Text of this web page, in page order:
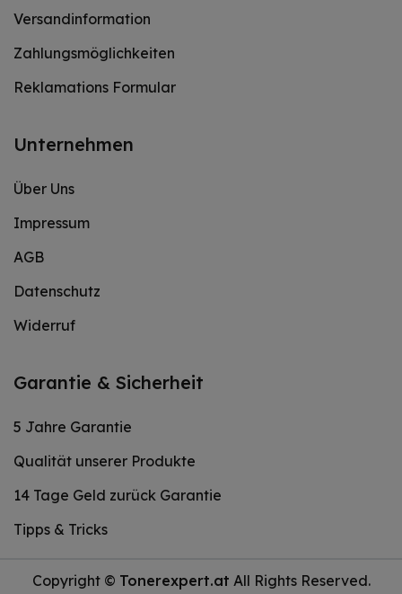
Versandinformation
Zahlungsmöglichkeiten
Reklamations Formular
Unternehmen
Über Uns
Impressum
AGB
Datenschutz
Widerruf
Garantie & Sicherheit
5 Jahre Garantie
Qualität unserer Produkte
14 Tage Geld zurück Garantie
Tipps & Tricks
Copyright © Tonerexpert.at All Rights Reserved.